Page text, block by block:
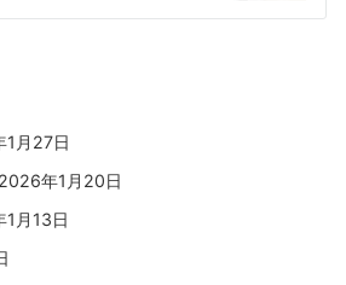
月27日
2026年1月20日
月13日